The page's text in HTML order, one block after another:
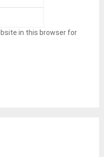
in this browser for